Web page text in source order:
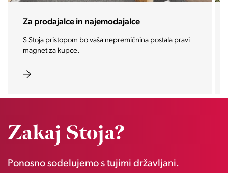
Za investitorje
Vašo investicijo ponesemo med najbolj iskane in
zaželene nepremičnine prihodnosti.
Zakaj Stoja?
Ponosno sodelujemo s tujimi državljani.